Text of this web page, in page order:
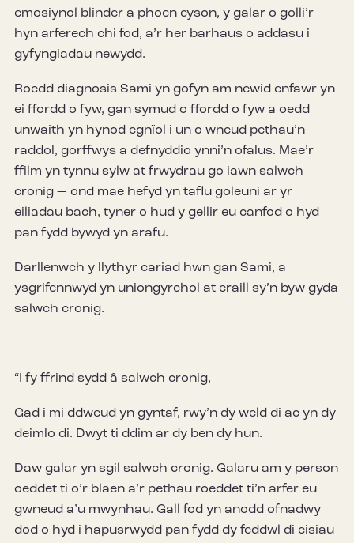
emosiynol blinder a phoen cyson, y galar o golli’r
hyn arferech chi fod, a’r her barhaus o addasu i
gyfyngiadau newydd.
Roedd diagnosis Sami yn gofyn am newid enfawr yn
ei ffordd o fyw, gan symud o ffordd o fyw a oedd
unwaith yn hynod egnïol i un o wneud pethau’n
raddol, gorffwys a defnyddio ynni’n ofalus. Mae’r
ffilm yn tynnu sylw at frwydrau go iawn salwch
cronig — ond mae hefyd yn taflu goleuni ar yr
eiliadau bach, tyner o hud y gellir eu canfod o hyd
pan fydd bywyd yn arafu.
Darllenwch y llythyr cariad hwn gan Sami, a
ysgrifennwyd yn uniongyrchol at eraill sy’n byw gyda
salwch cronig.
“I fy ffrind sydd â salwch cronig,
Gad i mi ddweud yn gyntaf, rwy’n dy weld di ac yn dy
deimlo di. Dwyt ti ddim ar dy ben dy hun.
Daw galar yn sgil salwch cronig. Galaru am y person
oeddet ti o’r blaen a’r pethau roeddet ti’n arfer eu
gwneud a’u mwynhau. Gall fod yn anodd ofnadwy
dod o hyd i hapusrwydd pan fydd dy feddwl di eisiau